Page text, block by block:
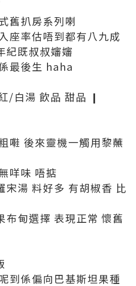
舊扒房系列喇
座率估唔到都有八九成
紀既叔叔嬸嬸
最後生 haha
/白湯 飲品 甜品 ❙
嚡 後來靈機一觸用黎蘸
咩味 唔掂
宋湯 料好多 有胡椒香 比
布甸選擇 表現正常 懷舊
到係偏向巴基斯坦果種